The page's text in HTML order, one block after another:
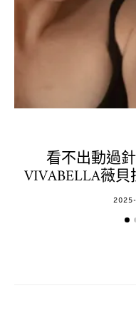
看不出動過
VIVABELLA薇